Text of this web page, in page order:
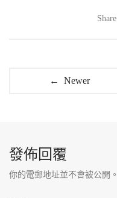
Share
← Newer
發佈回覆
你的電郵地址並不會被公開。